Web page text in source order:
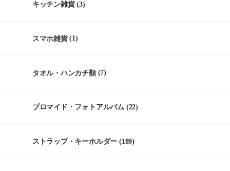
キッチン雑貨(3)
スマホ雑貨(1)
タオル・ハンカチ類(7)
ブロマイド・フォトアルバム (22)
ストラップ・キーホルダー (189)